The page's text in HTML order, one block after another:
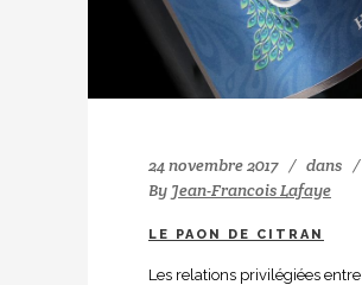
24 novembre 2017
dans
By Jean-Francois Lafaye
LE PAON DE CITRAN
Les relations privilégiées entre